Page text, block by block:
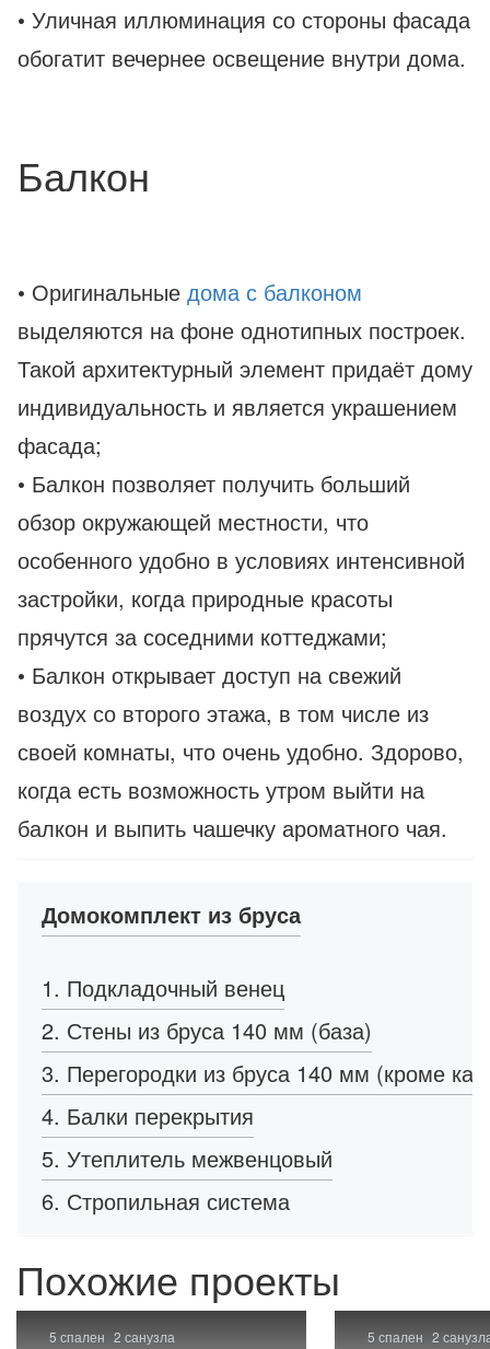
• Уличная иллюминация со стороны фасада
обогатит вечернее освещение внутри дома.
Балкон
• Оригинальные дома с балконом
выделяются на фоне однотипных построек.
Такой архитектурный элемент придаёт дому
индивидуальность и является украшением
фасада;
• Балкон позволяет получить больший
обзор окружающей местности, что
особенного удобно в условиях интенсивной
застройки, когда природные красоты
прячутся за соседними коттеджами;
• Балкон открывает доступ на свежий
воздух со второго этажа, в том числе из
своей комнаты, что очень удобно. Здорово,
когда есть возможность утром выйти на
балкон и выпить чашечку ароматного чая.
Домокомплект из бруса
1. Подкладочный венец
2. Стены из бруса 140 мм (база)
3. Перегородки из бруса 140 мм (кроме
4. Балки перекрытия
5. Утеплитель межвенцовый
6. Стропильная система
Похожие проекты
5 спален 2 санузла 5 спален 2